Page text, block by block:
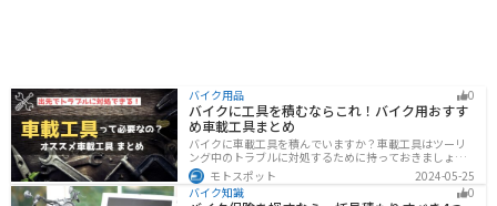
バイク用品 0
バイクに工具を積むならこれ！バイク用おすす
め車載工具まとめ
バイクに車載工具を積んでいますか？車載工具はツーリ
ング中のトラブルに対処するために持っておきましょ
う。車載工具でどんなことができるのか、どんな車載工
具を持っておけばいいのかなど、バイク用車載工具につ
いて紹介します！
モトスポット
2024-05-25
バイク知識
0